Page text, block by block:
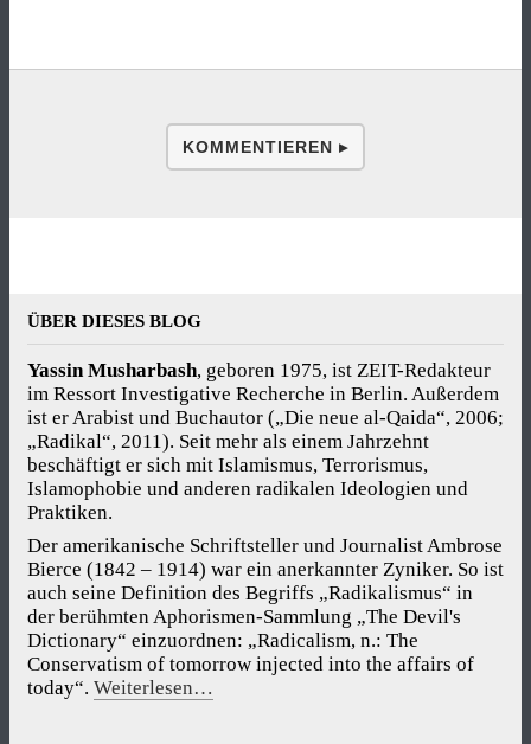
KOMMENTIEREN ▸
ÜBER DIESES BLOG
Yassin Musharbash, geboren 1975, ist ZEIT-Redakteur
im Ressort Investigative Recherche in Berlin. Außerdem
ist er Arabist und Buchautor („Die neue al-Qaida“, 2006;
„Radikal“, 2011). Seit mehr als einem Jahrzehnt
beschäftigt er sich mit Islamismus, Terrorismus,
Islamophobie und anderen radikalen Ideologien und
Praktiken.
Der amerikanische Schriftsteller und Journalist Ambrose
Bierce (1842 – 1914) war ein anerkannter Zyniker. So ist
auch seine Definition des Begriffs „Radikalismus“ in
der berühmten Aphorismen-Sammlung „The Devil's
Dictionary“ einzuordnen: „Radicalism, n.: The
Conservatism of tomorrow injected into the affairs of
today“. Weiterlesen…